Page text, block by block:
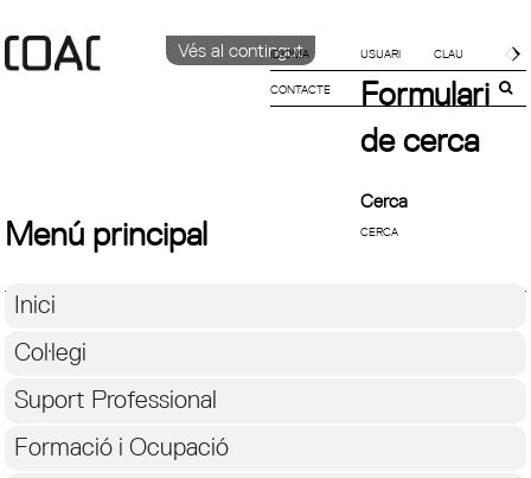
Vés al contingut
IDIOMA
CATALÀ
CONTACTE
Formulari
de cerca
Cerca
Menú principal
Inici
Col·legi
Suport Professional
Formació i Ocupació